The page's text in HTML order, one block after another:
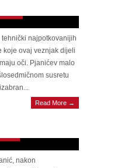
najpotkovanijih
koje ovaj veznjak dijeli
oči. Pjanićev malo
susretu
Read More →
nakon